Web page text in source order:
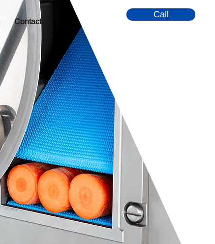
Call
Contact